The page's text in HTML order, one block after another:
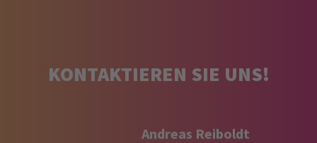
KONTAKTIEREN SIE UNS!
Andreas Reiboldt